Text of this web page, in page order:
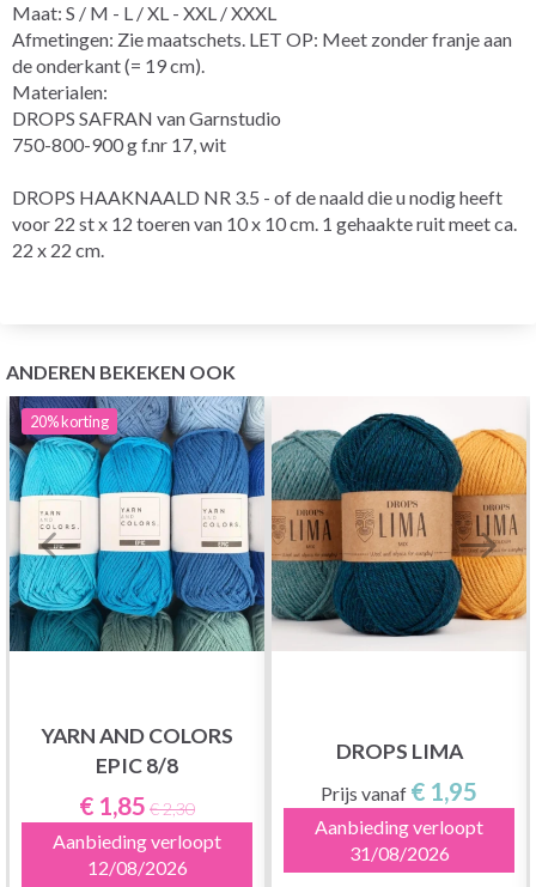
Maat: S / M - L / XL - XXL / XXXL
Afmetingen: Zie maatschets. LET OP: Meet zonder franje aan
de onderkant (= 19 cm).
Materialen:
DROPS SAFRAN van Garnstudio
750-800-900 g f.nr 17, wit
DROPS HAAKNAALD NR 3.5 - of de naald die u nodig heeft
voor 22 st x 12 toeren van 10 x 10 cm. 1 gehaakte ruit meet ca.
22 x 22 cm.
ANDEREN BEKEKEN OOK
20%korting
YARN AND COLORS
EPIC 8/8
€ 1,85 € 2,30
Aanbieding verloopt
12/08/2026
DROPS LIMA
Prijs vanaf € 1,95
Aanbieding verloopt
31/08/2026